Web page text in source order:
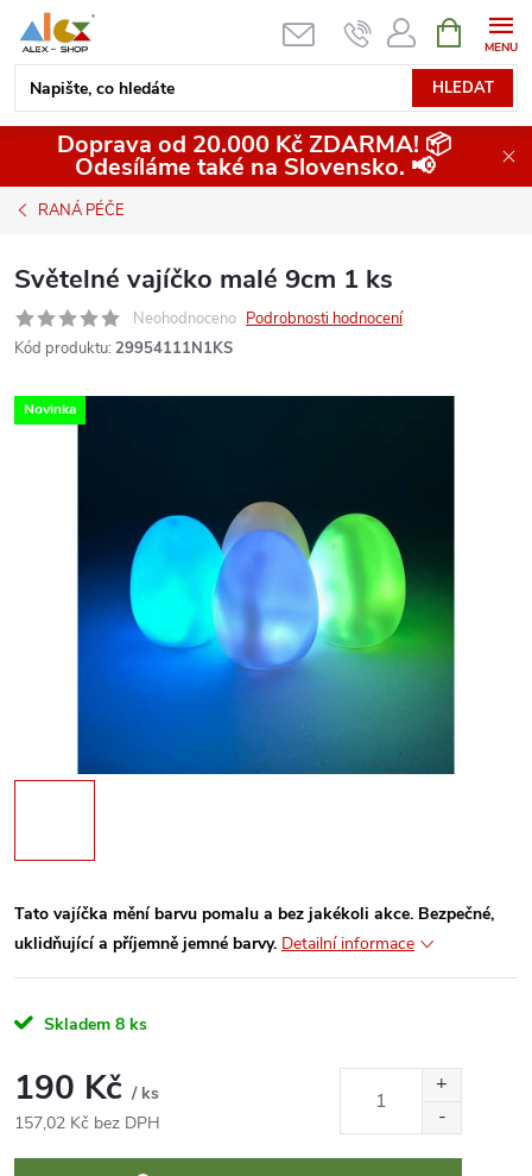
obsah
HLEDAT
NÁKUPNÍ
KOŠÍK
Doprava od 20.000 Kč ZDARMA! 📦
Odesíláme také na Slovensko. 📢
RANÁ PÉČE
Světelné vajíčko malé 9cm 1 ks
Neohodnoceno Podrobnosti hodnocení
Kód produktu: 29954111N1KS
Novinka
Tato vajíčka mění barvu pomalu a bez jakékoli akce. Bezpečné,
uklidňující a příjemně jemné barvy. Detailní informace
Skladem 8 ks
190 Kč / ks
157,02 Kč bez DPH